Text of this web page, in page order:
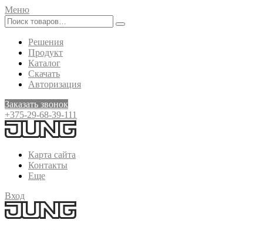
Меню
Решения
Продукт
Каталог
Скачать
Авторизация
Заказать звонок
+375-29-68-39-111
Карта сайта
Контакты
Еще
Вход